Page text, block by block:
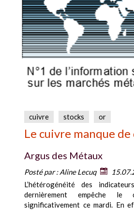
cuivre stocks or
Le cuivre manque
Argus des Métaux
Posté par :Aline Lecuq
L’hétérogénéité des
dernièrement empêche le
significativement ce mardi. En